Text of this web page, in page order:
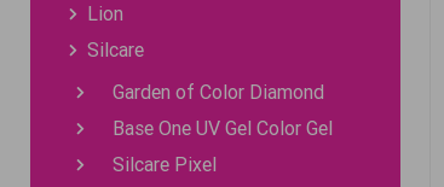
Lion
Silcare
Garden of Color Diamond
Base One UV Gel Color Gel
Silcare Pixel